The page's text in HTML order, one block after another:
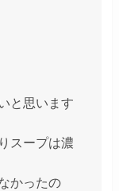
と思います
スープは濃
かったの